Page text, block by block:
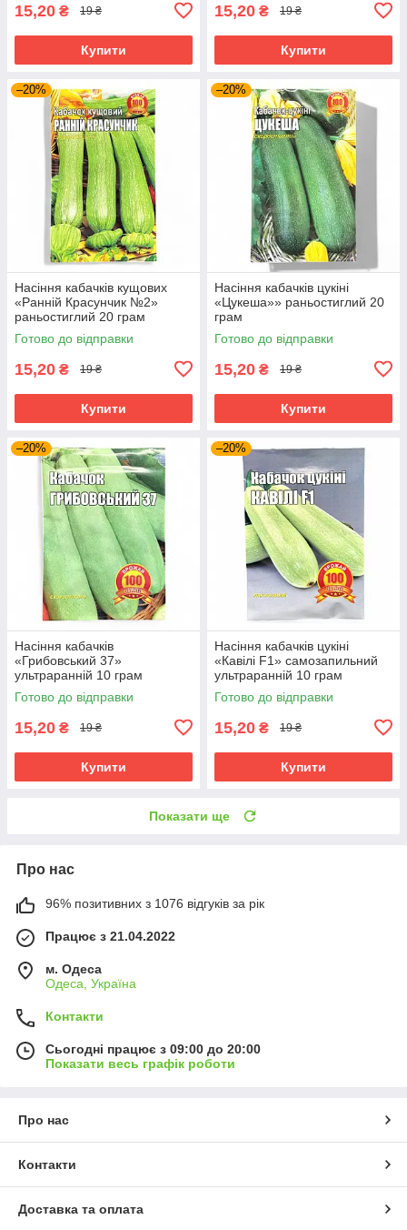
15,20 ₴ 19 ₴
Купити
15,20 ₴ 19 ₴
Купити
–20%
Насіння кабачків кущових
«Ранній Красунчик №2»
раньостиглий 20 грам
Готово до відправки
15,20 ₴ 19 ₴
Купити
–20%
Насіння кабачків цукіні
«Цукеша»» раньостиглий 20
грам
Готово до відправки
15,20 ₴ 19 ₴
Купити
–20%
Насіння кабачків
«Грибовський 37»
ультраранній 10 грам
Готово до відправки
15,20 ₴ 19 ₴
Купити
–20%
Насіння кабачків цукіні
«Кавілі F1» самозапильний
ультраранній 10 грам
Готово до відправки
15,20 ₴ 19 ₴
Купити
Показати ще
Про нас
96% позитивних з 1076 відгуків за рік
Працює з 21.04.2022
м. Одеса
Одеса, Україна
Контакти
Сьогодні працює з 09:00 до 20:00
Показати весь графік роботи
Про нас
Контакти
Доставка та оплата